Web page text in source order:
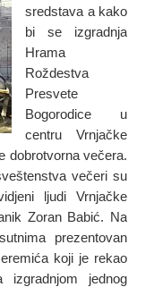
sredstava a kako
bi se izgradnja
Hrama
Roždestva
Presvete
Bogorodice u
centru Vrnjačke
dobrotvorna večera.
večeri su
ljudi Vrnjačke
Zoran Babić. Na
prezentovan
koji je rekao
jednog